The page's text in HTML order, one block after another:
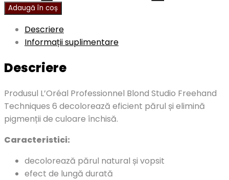
Adaugă în coș
Descriere
Informații suplimentare
Descriere
Produsul L’Oréal Professionnel Blond Studio Freehand
Techniques 6 decolorează eficient părul și elimină
pigmenții de culoare închisă.
Caracteristici:
decolorează părul natural și vopsit
efect de lungă durată